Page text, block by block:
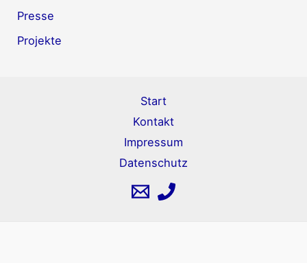
Presse
Projekte
Start
Kontakt
Impressum
Datenschutz